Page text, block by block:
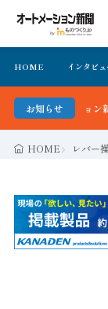
HOME インタビュ
お知らせ
ートメーション新聞
HOME レバー